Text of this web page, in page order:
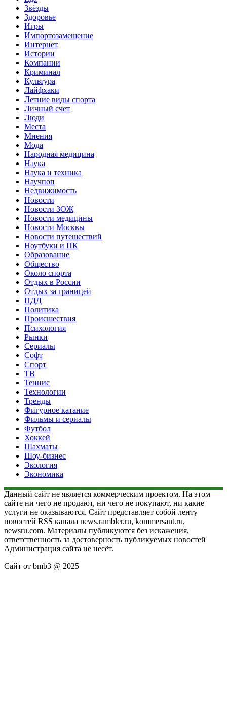
Звёзды
Здоровье
Игры
Импортозамещение
Интернет
Истории
Компании
Криминал
Культура
Лайфхаки
Летние виды спорта
Личный счет
Люди
Места
Мнения
Мода
Народная медицина
Наука
Наука и техника
Научпоп
Недвижимость
Новости
Новости ЗОЖ
Новости медицины
Новости Москвы
Новости путешествий
Ноутбуки и ПК
Образование
Общество
Около спорта
Отдых в России
Отдых за границей
ПДД
Политика
Происшествия
Психология
Рынки
Сериалы
Софт
Спорт
ТВ
Теннис
Технологии
Тренды
Фигурное катание
Фильмы и сериалы
Футбол
Хоккей
Шахматы
Шоу-бизнес
Экология
Экономика
Данный сайт не является коммерческим проектом. На этом
сайте ни чего не продают, ни чего не покупают, ни какие
услуги не оказываются. Сайт представляет собой ленту
новостей RSS канала news.rambler.ru, kommersant.ru,
newsru.com. Материалы публикуются без искажения,
ответственность за достоверность публикуемых новостей
Администрация сайта не несёт.
Сайт от bmb3 @ 2025